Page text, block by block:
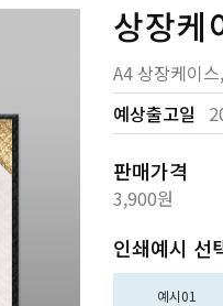
상장
A4 상장케이
예상출고일
판매가격
3,900원
인쇄예시 선
예시01